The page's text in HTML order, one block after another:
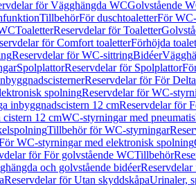
för Vägghängda WCGolvstående
TillbehörFör duschtoaletterFör
ToaletterReservdelar för Toaletter
för Comfort toaletterFörhöjda
Reservdelar för WC-sittringBidéer
SpolplattorReservdelar för Spolplattor
Reservdelar för För
spolningReservdelar för WC-
inbyggnadscistern 12 cmReservdelar för
12 cmWC-styrningar med
Tillbehör för WC-styrningar
WC-styrningar med elektronisk spolning
för För golvstående WCTillbehör
och golvstående bidéer
Reservdelar för Utan skyddskåpaUrinaler,